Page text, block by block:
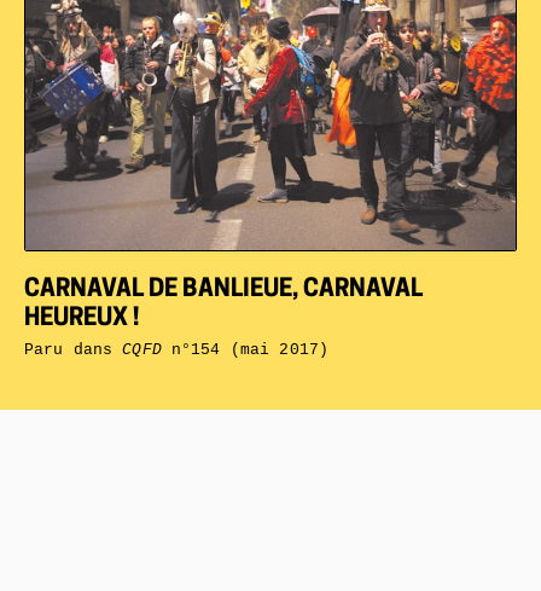
CARNAVAL DE BANLIEUE, CARNAVAL
HEUREUX !
Paru dansCQFDn°154 (mai 2017)